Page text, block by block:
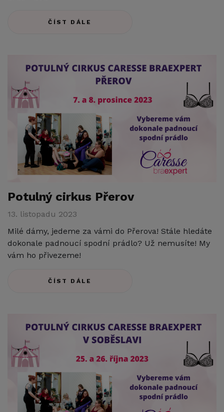
ČÍST DÁLE
Potulný cirkus Přerov
13. listopadu 2023
Milé dámy, jedeme za vámi do Přerova! Stále hledáte
dokonale padnoucí spodní prádlo? Už nemusíte! My
vám ho přivezeme!
ČÍST DÁLE